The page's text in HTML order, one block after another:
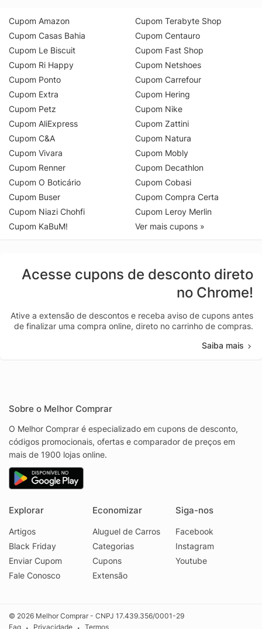
Cupom Amazon
Cupom Casas Bahia
Cupom Le Biscuit
Cupom Ri Happy
Cupom Ponto
Cupom Extra
Cupom Petz
Cupom AliExpress
Cupom C&A
Cupom Vivara
Cupom Renner
Cupom O Boticário
Cupom Buser
Cupom Niazi Chohfi
Cupom KaBuM!
Cupom Terabyte Shop
Cupom Centauro
Cupom Fast Shop
Cupom Netshoes
Cupom Carrefour
Cupom Hering
Cupom Nike
Cupom Zattini
Cupom Natura
Cupom Mobly
Cupom Decathlon
Cupom Cobasi
Cupom Compra Certa
Cupom Leroy Merlin
Ver mais cupons »
Acesse cupons de desconto direto
no Chrome!
Ative a extensão de descontos e receba aviso de cupons antes
de finalizar uma compra online, direto no carrinho de compras.
Saiba mais
Sobre o Melhor Comprar
O Melhor Comprar é especializado em cupons de desconto,
códigos promocionais, ofertas e comparador de preços em
mais de 1900 lojas online.
Explorar
Artigos
Black Friday
Enviar Cupom
Fale Conosco
Economizar
Aluguel de Carros
Categorias
Cupons
Extensão
Siga-nos
Facebook
Instagram
Youtube
© 2026 Melhor Comprar - CNPJ 17.439.356/0001-29